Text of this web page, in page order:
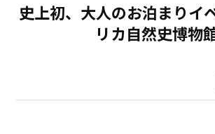
史上初、大人のお泊まり
リカ自然史博物